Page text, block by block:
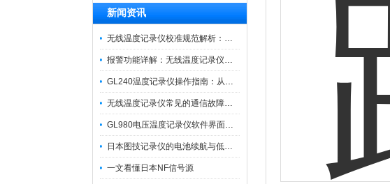
新闻资讯
无线温度记录仪校准规范解析：从多点比对到不确定度评定的实操流程
报警功能详解：无线温度记录仪的阈值设定与通知机制
GL240温度记录仪操作指南：从开箱、接线到数据导出的标准化流程
无线温度记录仪常见的通信故障诊断与排除指南
GL980电压温度记录仪软件界面功能与使用技巧
日本图技记录仪的电池续航与低功耗模式适用场景分析
一文看懂日本NF信号源